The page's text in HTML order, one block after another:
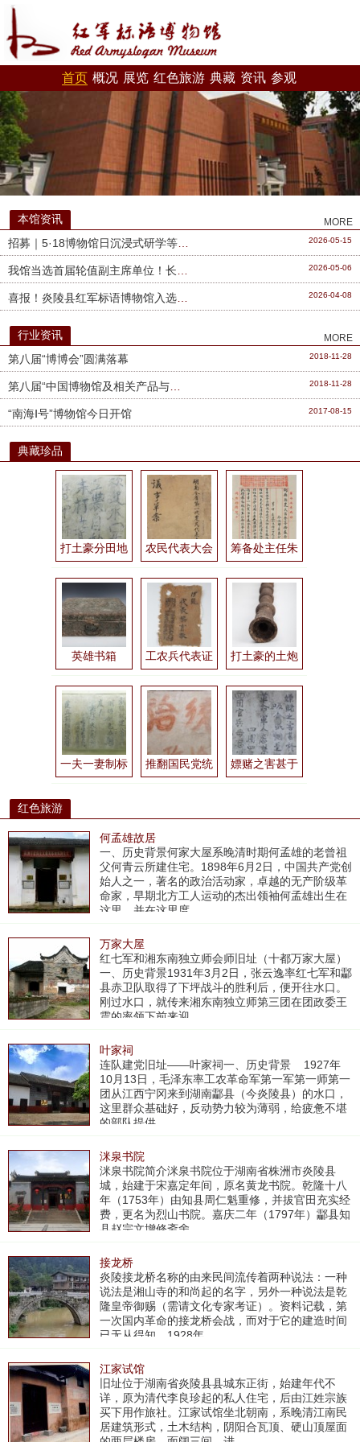
首页 概况 展览 红色旅游 典藏 资讯 参观
本馆资讯
2026-05-15
2026-05-06
2026-04-08
MORE
行业资讯
​第八届“博博会”圆满落幕
2018-11-28
2018-11-28
“南海Ⅰ号”博物馆今日开馆 2017-08-15
MORE
典藏珍品
打土豪分田地标语农民代表大会议事草案筹备处主任朱子和手令
英雄书箱 工农兵代表证 打土豪的土炮
一夫一妻制标语 推翻国民党统治建立工农兵...
嫖赌之害甚于鸦片
红色旅游
何孟雄故居
​一、历史背景何家大屋系晚清时期何孟雄的老曾祖
父何青云所建住宅。1898年6月2日，中国共产党创
始人之一，著名的政治活动家，卓越的无产阶级革
命家，早期北方工人运动的杰出领袖何孟雄出生在
这里，并在这里度
万家大屋
​红七军和湘东南独立师会师旧址（十都万家大屋）
一、历史背景1931年3月2日，张云逸率红七军和酃
县赤卫队取得了下坪战斗的胜利后，便开往水口。
刚过水口，就传来湘东南独立师第三团在团政委王
震的率领下前来迎
叶家祠
​连队建党旧址——叶家祠一、历史背景 1927年
10月13日，毛泽东率工农革命军第一军第一师第一
团从江西宁冈来到湖南酃县（今炎陵县）的水口，
这里群众基础好，反动势力较为薄弱，给疲惫不堪
的部队提供
洣泉书院
​洣泉书院简介洣泉书院位于湖南省株洲市炎陵县
城，始建于宋嘉定年间，原名黄龙书院。乾隆十八
年（1753年）由知县周仁魁重修，并拔官田充实经
费，更名为烈山书院。嘉庆二年（1797年）酃县知
县赵宗文增修斋舍
接龙桥
​炎陵接龙桥名称的由来民间流传着两种说法：一种
说法是湘山寺的和尚起的名字，另外一种说法是乾
隆皇帝御赐（需请文化专家考证）。资料记载，第
一次国内革命的接龙桥会战，而对于它的建造时间
已无从得知。1928年
江家试馆
​旧址位于湖南省炎陵县县城东正街，始建年代不
详，原为清代李良珍起的私人住宅，后由江姓宗族
买下用作旅社。江家试馆坐北朝南，系晚清江南民
居建筑形式，土木结构，阴阳合瓦顶、硬山顶屋面